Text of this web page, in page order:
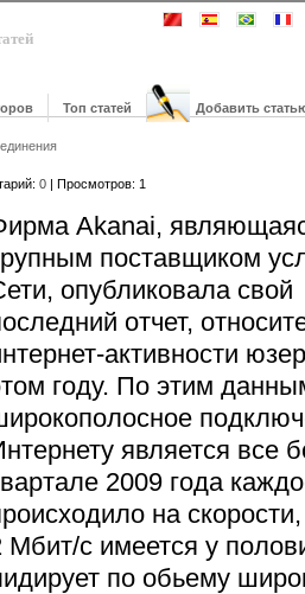
Топ статей Добавить
0 | Просмотров: 1
Akanai,
поставщиком
опубликовала свой
отчет,
активности
году. По этим
является все
2009 года
на
Мбит/с имеется у
по обьему